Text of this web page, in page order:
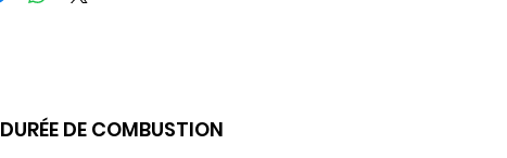
DURÉE DE COMBUSTION